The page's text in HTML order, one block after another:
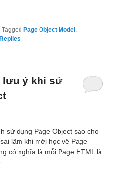
|Tagged Page Object Model
Replies
lưu ý khi sử
sử dụng Page Object sao cho
lầm khi mới học về Page
có nghĩa là mỗi Page HTML là